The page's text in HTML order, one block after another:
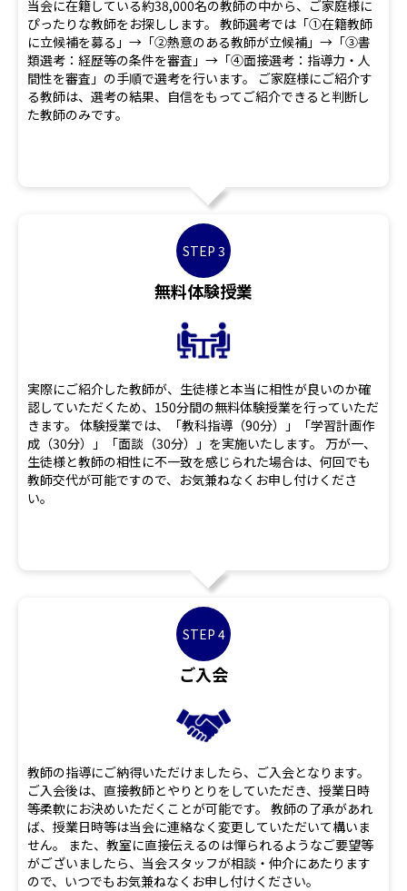
当会に在籍している約38,000名の教師の中から、ご家庭様に
ぴったりな教師をお探しします。 教師選考では「①在籍教師
に立候補を募る」→「②熱意のある教師が立候補」→「③書
類選考：経歴等の条件を審査」→「④面接選考：指導力・人
間性を審査」の手順で選考を行います。 ご家庭様にご紹介す
る教師は、選考の結果、自信をもってご紹介できると判断し
た教師のみです。
STEP 3
無料体験授業
実際にご紹介した教師が、生徒様と本当に相性が良いのか確
認していただくため、150分間の無料体験授業を行っていただ
きます。 体験授業では、「教科指導（90分）」「学習計画作
成（30分）」「面談（30分）」を実施いたします。 万が一、
生徒様と教師の相性に不一致を感じられた場合は、何回でも
教師交代が可能ですので、お気兼ねなくお申し付けくださ
い。
STEP 4
ご入会
教師の指導にご納得いただけましたら、ご入会となります。
ご入会後は、直接教師とやりとりをしていただき、授業日時
等柔軟にお決めいただくことが可能です。 教師の了承があれ
ば、授業日時等は当会に連絡なく変更していただいて構いま
せん。 また、教室に直接伝えるのは憚られるようなご要望等
がございましたら、当会スタッフが相談・仲介にあたります
ので、いつでもお気兼ねなくお申し付けください。